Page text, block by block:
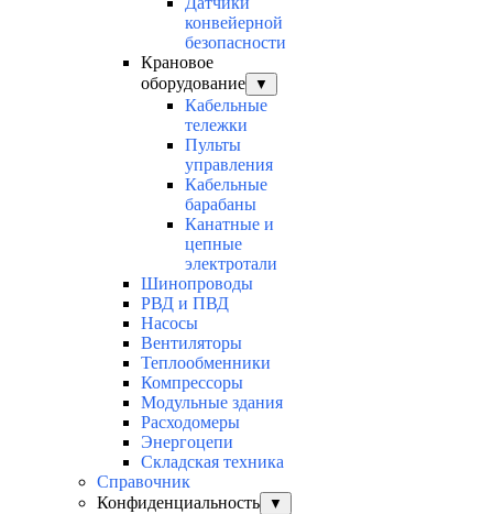
конвейерной
безопасности
Крановое
оборудование
▼
Кабельные
тележки
Пульты
управления
Кабельные
барабаны
Канатные и
цепные
электротали
Шинопроводы
РВД и ПВД
Насосы
Вентиляторы
Теплообменники
Компрессоры
Модульные здания
Расходомеры
Энергоцепи
Складская техника
Справочник
Конфиденциальность
▼